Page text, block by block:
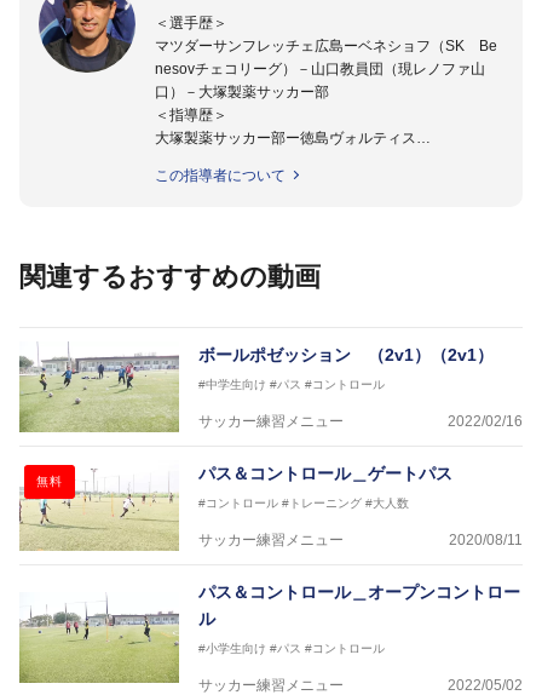
＜選手歴＞
マツダーサンフレッチェ広島ーベネショフ（SK Be
nesovチェコリーグ）－山口教員団（現レノファ山
口）－大塚製薬サッカー部
＜指導歴＞
大塚製薬サッカー部ー徳島ヴォルティス
四国大学准教授。
この指導者について
関連するおすすめの動画
ボールポゼッション （2v1）（2v1）
#中学生向け #パス #コントロール
サッカー練習メニュー 2022/02/16
無料 パス＆コントロール＿ゲートパス
#コントロール #トレーニング #大人数
サッカー練習メニュー 2020/08/11
パス＆コントロール＿オープンコントロー
ル
#小学生向け #パス #コントロール
サッカー練習メニュー 2022/05/02